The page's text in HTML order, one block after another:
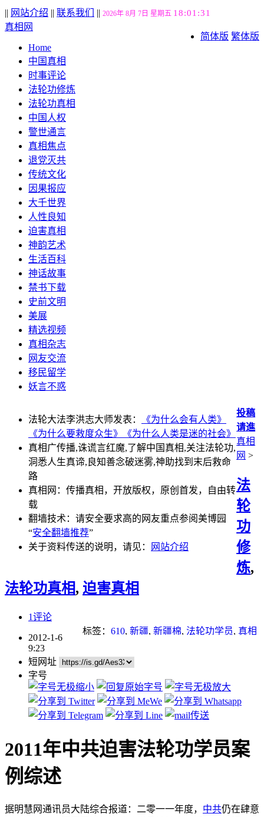
|| 网站介绍 || 联系我们 || 2026年 8月 7日 星期五 18:01:32
简体版 繁体版
真相网
Home
中国真相
时事评论
法轮功修炼
法轮功真相
中国人权
警世通言
真相焦点
退党灭共
传统文化
因果报应
大千世界
人性良知
迫害真相
神韵艺术
生活百科
神话故事
禁书下载
史前文明
美展
精选视频
真相杂志
网友交流
移民留学
妖言不惑
法轮大法李洪志大师发表：
《为什么会有人类》
《为什么要救度众生》
《为什么人类是迷的社会》
真相广传播,诛谎言红魔,了解中国真相,关注法轮功,
洞悉人生真谛,良知善念破迷雾,神助找到末后救命
路
真相网：传播真相，开放版权，原创首发，自由转
载
翻墙技术：请安全要求高的网友重点参阅美博园
“安全翻墙推荐”
关于资料传送的说明，请见：
网站介绍
投稿
请進
真相
网 >
法
轮
功
修
炼,
法轮功真相, 迫害真相
1评论
标签： 610, 新疆, 新疆棉, 法轮功学员, 真相
2012-1-6
9:23
短网址
字号
2011年中共迫害法轮功学员案
例综述
据明慧网通讯员大陆综合报道：二零一一年度， 中共仍在肆意